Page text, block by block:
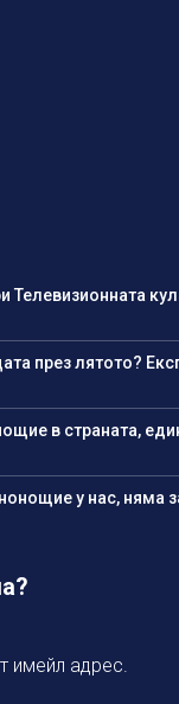
Телевизионната
през лятото?
в страната,
у нас, няма
имейл адрес.